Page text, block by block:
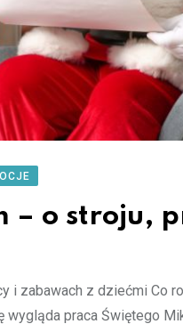
– o stroju,
i zabawach z dziećmi
wygląda praca Świętego